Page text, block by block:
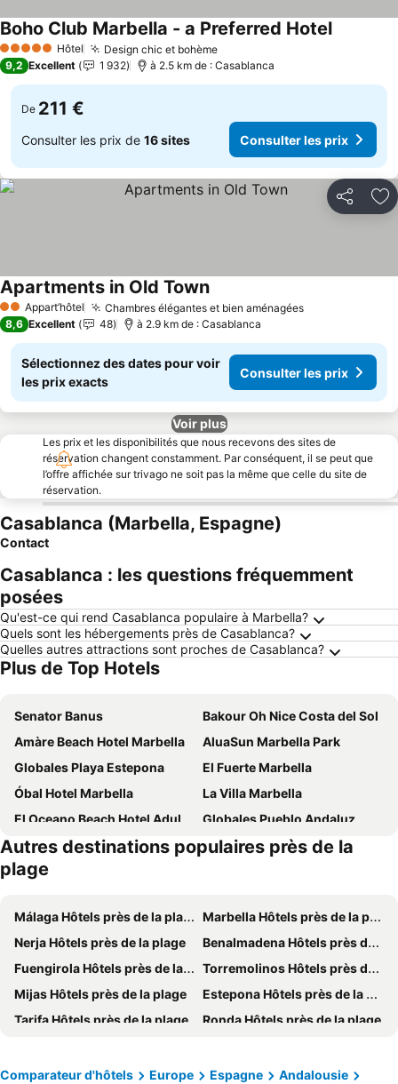
5 Étoiles Hôtel Design chic et bohème
Boho Club Marbella - a Preferred Hotel
9,2 Excellent 1 932 à 2.5 km de : Casablanca
De 211 €
Consulter les prix de 16 sites Consulter les prix
Partager
2 ÉtoilesAppart’hôtel Chambres élégantes et bien aménagées
Apartments in Old Town
8,6 Excellent 48 à 2.9 km de : Casablanca
Sélectionnez des dates pour voir
les prix exacts
Consulter les prix
Voir plus
Les prix et les disponibilités que nous recevons des sites de
réservation changent constamment. Par conséquent, il se peut que
l’offre affichée sur trivago ne soit pas la même que celle du site de
réservation.
Casablanca (Marbella, Espagne)
Contact
Casablanca : les questions fréquemment
posées
Qu'est-ce qui rend Casablanca populaire à Marbella?
Quels sont les hébergements près de Casablanca?
Quelles autres attractions sont proches de Casablanca?
Plus de Top Hotels
Senator Banus
Bakour Oh Nice Costa del Sol
Amàre Beach Hotel Marbella
AluaSun Marbella Park
Globales Playa Estepona
El Fuerte Marbella
Óbal Hotel Marbella
La Villa Marbella
El Oceano Beach Hotel Adults only recommended
Globales Pueblo Andaluz
Don Carlos Marbella
Sol Marbella Estepona Atalaya Park
Hotel TRH Paraiso
Ona Diana Park
Gran Marbella Resort & Beach Club
Barcelo Marbella
Gran Hotel Guadalpin Banus
Globales Paraiso Beach
Hotel Lima - Adults Recommended
Occidental Puerto Banus
Paloma Blanca Boutique Hotel
Exe Estepona Thalasso & Spa - Adults Only Recommended
NH Collection Marbella
Marbella Club Hotel, Golf Resort & Spa
Puente Romano Marbella
Autres destinations populaires près de la
plage
Málaga Hôtels près de la plage
Marbella Hôtels près de la plage
Nerja Hôtels près de la plage
Benalmadena Hôtels près de la plage
Fuengirola Hôtels près de la plage
Torremolinos Hôtels près de la plage
Mijas Hôtels près de la plage
Estepona Hôtels près de la plage
Tarifa Hôtels près de la plage
Ronda Hôtels près de la plage
Torrox Hôtels près de la plage Barbate Hôtels près de la plage
Comparateur d'hôtels Europe Espagne
Andalousie